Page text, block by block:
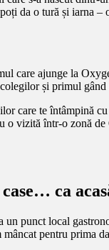
da o tură și iarna
care ajunge la
și primul
care te întâmpină
o vizită într-o zonă
ca
un punct local
pentru prima